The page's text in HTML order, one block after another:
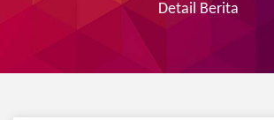
Detail Berita